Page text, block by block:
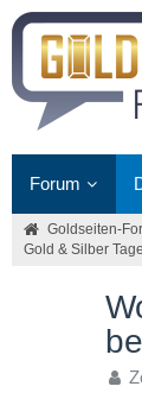
Forum
Goldseiten-
Gold & Silber